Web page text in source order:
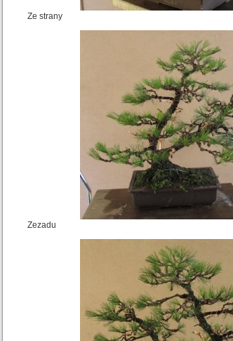
Ze strany
Zezadu